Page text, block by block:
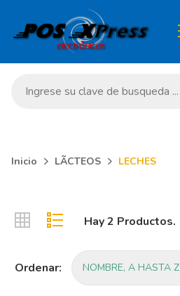
Inicio LÃCTEOS LECHES
Hay 2 Productos.
Ordenar: NOMBRE, A HASTA Z